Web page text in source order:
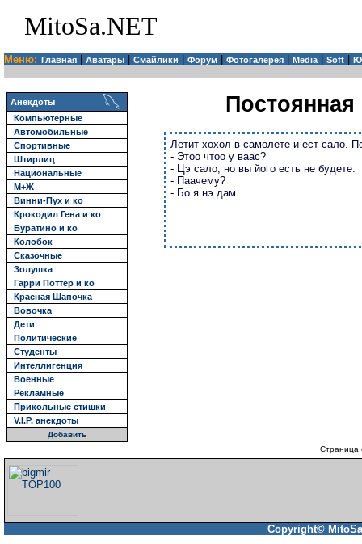
MitoSa.NET
Меню: Главная Аватары Смайлики Форум Фотогалерея Media| Soft
Анекдоты
Компьютерные
Автомобильные
Спортивные
Штирлиц
Национальные
М+Ж
Винни-Пух и ко
Крокодил Гена и ко
Буратино и ко
Колобок
Сказочные
Золушка
Гарри Поттер и ко
Красная Шапочка
Вовочка
Дети
Политические
Студенты
Интеллигенция
Военные
Рекламные
Прикольные стишки
V.I.P. анекдоты
Добавить
Постоянная
Летит хохол в самолете и ест сало.
- Этоо чтоо у ваас?
- Цэ сало, но вы його есть не будете.
- Паачему?
- Бо я нэ дам.
Страница
Copyright©